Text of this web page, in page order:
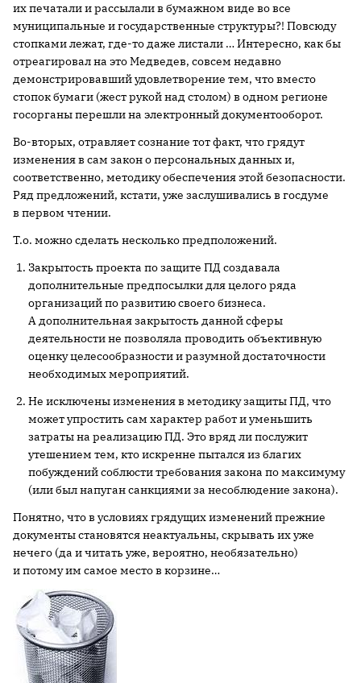
их печатали и рассылали в бумажном виде во все
муниципальные и государственные структуры?! Повсюду
стопками лежат, где-то даже листали … Интересно, как бы
отреагировал на это Медведев, совсем недавно
демонстрировавший удовлетворение тем, что вместо
стопок бумаги (жест рукой над столом) в одном регионе
госорганы перешли на электронный документооборот.
Во-вторых, отравляет сознание тот факт, что грядут
изменения в сам закон о персональных данных и,
соответственно, методику обеспечения этой безопасности.
Ряд предложений, кстати, уже заслушивались в госдуме
в первом чтении.
Т.о. можно сделать несколько предположений.
Закрытость проекта по защите ПД создавала
дополнительные предпосылки для целого ряда
организаций по развитию своего бизнеса.
А дополнительная закрытость данной сферы
деятельности не позволяла проводить объективную
оценку целесообразности и разумной достаточности
необходимых мероприятий.
Не исключены изменения в методику защиты ПД, что
может упростить сам характер работ и уменьшить
затраты на реализацию ПД. Это вряд ли послужит
утешением тем, кто искренне пытался из благих
побуждений соблюсти требования закона по максимуму
(или был напуган санкциями за несоблюдение закона).
Понятно, что в условиях грядущих изменений прежние
документы становятся неактуальны, скрывать их уже
нечего (да и читать уже, вероятно, необязательно)
и потому им самое место в корзине…